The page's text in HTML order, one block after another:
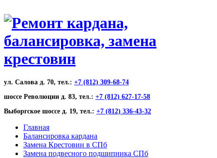
ул. Салова д. 70, тел.: +7 (812) 309-68-74
шоссе Революции д. 83, тел.: +7 (812) 627-17-58
Выборгское шоссе д. 19, тел.: +7 (812) 336-43-32
Главная
Балансировка кардана
Замена Крестовин в СПб
Замена подвесного подшипника СПб